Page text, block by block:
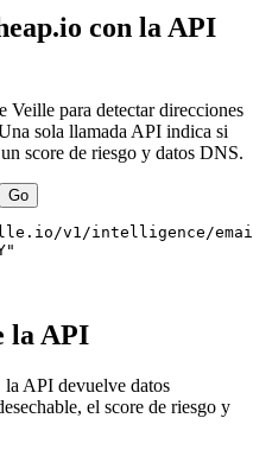
con la API
Veille para detectar direcciones
sola llamada API indica si
score de riesgo y datos DNS.
Go
v1/intelligence/
la API
API devuelve datos
el score de riesgo y